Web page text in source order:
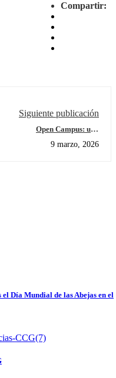
Compartir:
Siguiente publicación
Open Campus: una
9 marzo, 2026
Día Mundial de las Abejas en el